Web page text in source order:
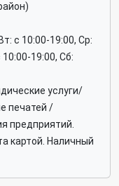
c 10:00-19:00, Ср:
19:00, Сб:
услуги/
печатей /
предприятий.
картой. Наличный